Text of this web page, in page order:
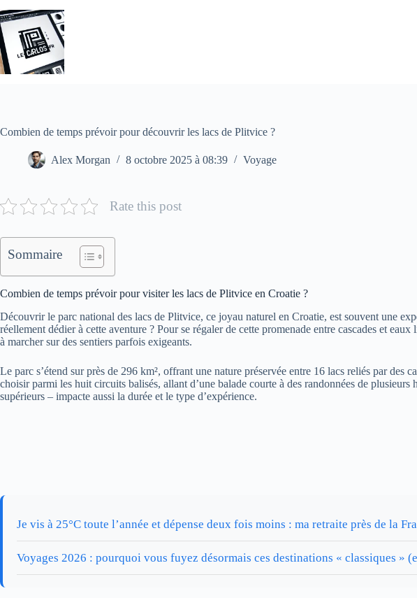
au
contenu
Combien de temps prévoir pour découvrir les lacs de Plitvice ?
Alex Morgan 8 octobre 2025 à 08:39 Voyage
Rate this post
Sommaire
Combien de temps prévoir pour visiter les lacs de Plitvice en Croatie ?
Découvrir le parc national des lacs de Plitvice, ce joyau naturel en Croatie, est souvent une
réellement dédier à cette aventure ? Pour se régaler de cette promenade entre cascades et
à marcher sur des sentiers parfois exigeants.
Le parc s’étend sur près de 296 km², offrant une nature préservée entre 16 lacs reliés par
choisir parmi les huit circuits balisés, allant d’une balade courte à des randonnées de
supérieurs – impacte aussi la durée et le type d’expérience.
Je vis à 25°C toute l’année et dépense deux fois moins : ma retraite près de la
Voyages 2026 : pourquoi vous fuyez désormais ces destinations « classiques »